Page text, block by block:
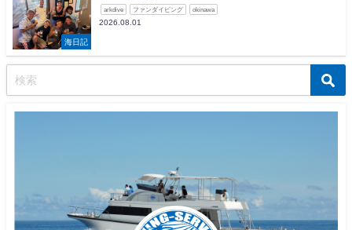
海日記
arkdive ファンダイビング okinawa
2026.08.01